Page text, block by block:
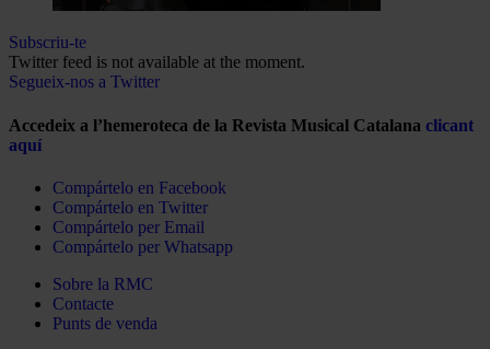
Subscriu-te
Twitter feed is not available at the moment.
Segueix-nos a Twitter
Accedeix a l’hemeroteca de la Revista Musical Catalana clicant
aquí
Compártelo en Facebook
Compártelo en Twitter
Compártelo per Email
Compártelo per Whatsapp
Sobre la RMC
Contacte
Punts de venda